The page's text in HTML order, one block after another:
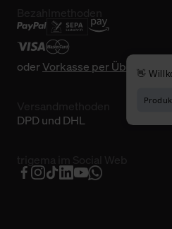
oderVorkasse per Überweisung
DPD und DHL